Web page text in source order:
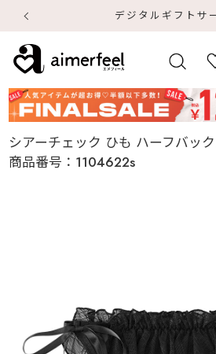
デジタルギフトサ
シアーチェック ひも ハーフバッ
商品番号： 1104622s